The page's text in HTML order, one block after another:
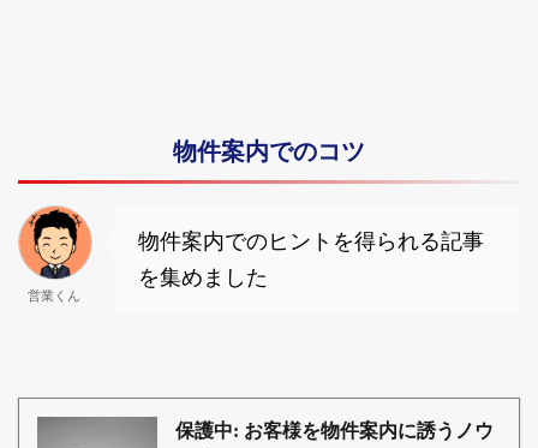
物件案内でのコツ
営業くん
物件案内でのヒントを得られる記事
を集めました
保護中: お客様を物件案内に誘うノウ